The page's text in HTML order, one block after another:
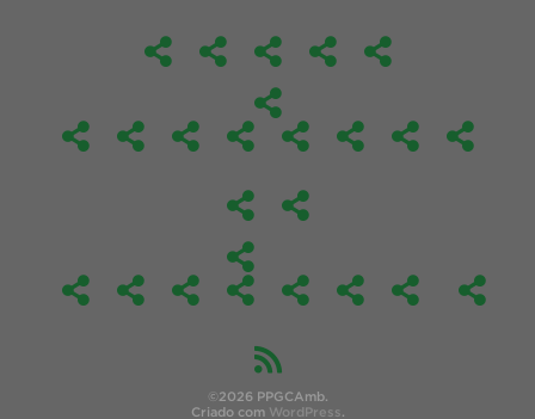
©2026 PPGCAmb.
Criado com WordPress.